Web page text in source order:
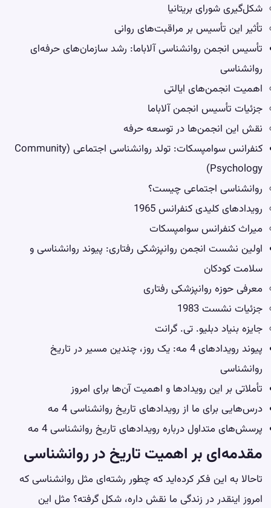
شکل‌گیری شورای بریتانیا
تأثیر این تأسیس بر مراقبت‌های روانی
تأسیس انجمن روانشناسی آلاباما: رشد سازمان‌های حرفه‌ای
روانشناسی
اهمیت انجمن‌های ایالتی
جزئیات تأسیس انجمن آلاباما
نقش این انجمن‌ها در توسعه حرفه
کنفرانس سوامپسکات: تولد روانشناسی اجتماعی (Community
Psychology)
روانشناسی اجتماعی چیست؟
رویدادهای کلیدی کنفرانس 1965
میراث کنفرانس سوامپسکات
اولین نشست انجمن روانپزشکی رفتاری: پیوند روانشناسی و
سلامت کودکان
معرفی حوزه روانپزشکی رفتاری
جزئیات نشست 1983
جایزه بنیاد دبلیو. تی. گرانت
پیوند رویدادهای 4 مه: یک روز، چندین مسیر در تاریخ
روانشناسی
تأملاتی بر این رویدادها و اهمیت آن‌ها برای امروز
درس‌هایی برای ما از رویدادهای تاریخ روانشناسی 4 مه
پرسش‌های متداول درباره رویدادهای تاریخ روانشناسی 4 مه
مقدمه‌ای بر اهمیت تاریخ در روانشناسی
تاحالا به این فکر کرده‌اید که چطور رشته‌ای مثل روانشناسی که
امروز اینقدر در زندگی ما نقش داره، شکل گرفته؟ مثل این